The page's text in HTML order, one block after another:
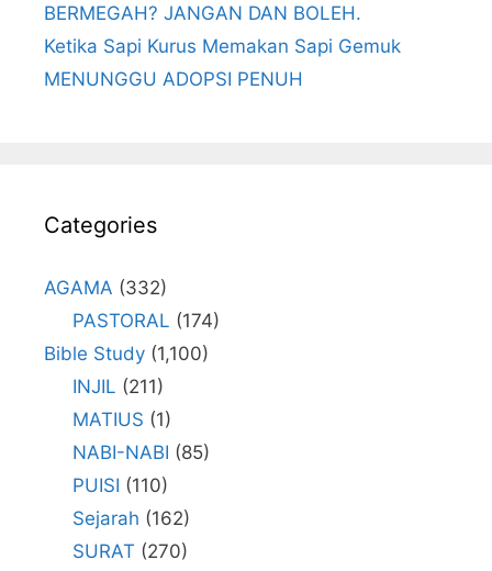
BERMEGAH? JANGAN DAN BOLEH.
Ketika Sapi Kurus Memakan Sapi Gemuk
MENUNGGU ADOPSI PENUH
Categories
AGAMA (332)
PASTORAL (174)
Bible Study (1,100)
INJIL (211)
MATIUS (1)
NABI-NABI (85)
PUISI (110)
Sejarah (162)
SURAT (270)